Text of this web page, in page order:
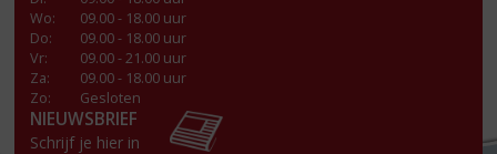
Wo:
09.00 - 18.00 uur
Do:
09.00 - 18.00 uur
Vr:
09.00 - 21.00 uur
Za:
09.00 - 18.00 uur
Zo:
Gesloten
NIEUWSBRIEF
Schrijf je hier in